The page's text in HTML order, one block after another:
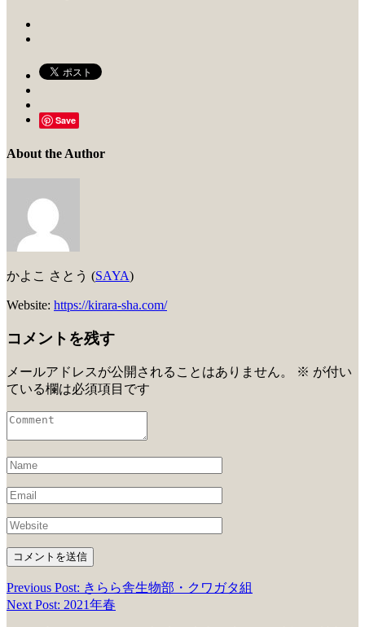
Save
About the Author
かよこ さとう (SAYA)
Website: https://kirara-sha.com/
コメントを残す
メールアドレスが公開されることはありません。 ※ が付い
ている欄は必須項目です
投
Previous Post: きらら舎生物部・クワガタ組
Next Post: 2021年春